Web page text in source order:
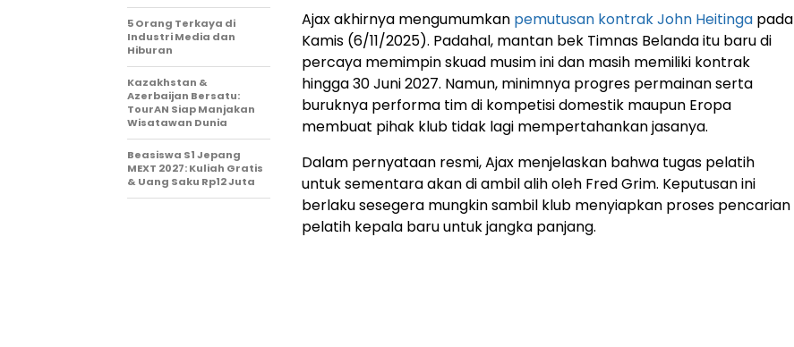
Ajax akhirnya mengumumkan pemutusan kontrak John Heitinga pada
Kamis (6/11/2025). Padahal, mantan bek Timnas Belanda itu baru di
percaya memimpin skuad musim ini dan masih memiliki kontrak
hingga 30 Juni 2027. Namun, minimnya progres permainan serta
buruknya performa tim di kompetisi domestik maupun Eropa
membuat pihak klub tidak lagi mempertahankan jasanya.
Dalam pernyataan resmi, Ajax menjelaskan bahwa tugas pelatih
untuk sementara akan di ambil alih oleh Fred Grim. Keputusan ini
berlaku sesegera mungkin sambil klub menyiapkan proses pencarian
pelatih kepala baru untuk jangka panjang.
5 Orang Terkaya di
Industri Media dan
Hiburan
Kazakhstan &
Azerbaijan Bersatu:
TourAN Siap Manjakan
Wisatawan Dunia
Beasiswa S1 Jepang
MEXT 2027: Kuliah Gratis
& Uang Saku Rp12 Juta